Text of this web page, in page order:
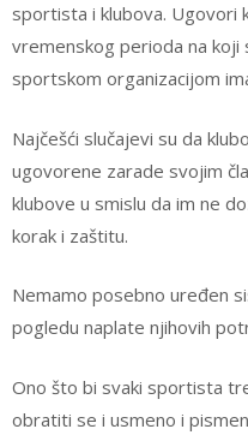
sportista i klubova. Ugovori
vremenskog perioda na koji
sportskom organizacijom
Najčešći slučajevi su da
ugovorene zarade svojim
klubove u smislu da im ne
korak i zaštitu.
Nemamo posebno uređen
pogledu naplate njihovih
Ono što bi svaki sportista
obratiti se i usmeno i